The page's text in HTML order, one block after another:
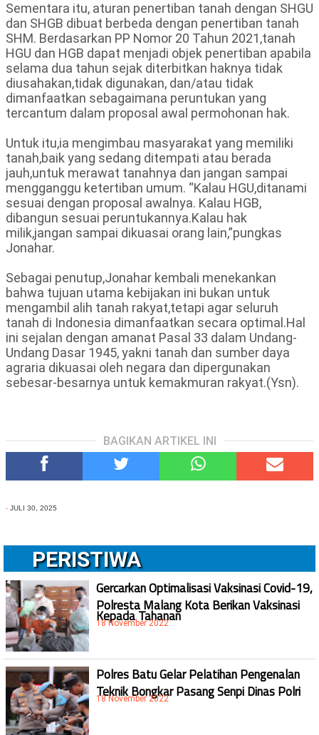
Sementara itu, aturan penertiban tanah dengan SHGU
dan SHGB dibuat berbeda dengan penertiban tanah
SHM. Berdasarkan PP Nomor 20 Tahun 2021,tanah
HGU dan HGB dapat menjadi objek penertiban apabila
selama dua tahun sejak diterbitkan haknya tidak
diusahakan,tidak digunakan, dan/atau tidak
dimanfaatkan sebagaimana peruntukan yang
tercantum dalam proposal awal permohonan hak.
Untuk itu,ia mengimbau masyarakat yang memiliki
tanah,baik yang sedang ditempati atau berada
jauh,untuk merawat tanahnya dan jangan sampai
mengganggu ketertiban umum. “Kalau HGU,ditanami
sesuai dengan proposal awalnya. Kalau HGB,
dibangun sesuai peruntukannya.Kalau hak
milik,jangan sampai dikuasai orang lain,”pungkas
Jonahar.
Sebagai penutup,Jonahar kembali menekankan
bahwa tujuan utama kebijakan ini bukan untuk
mengambil alih tanah rakyat,tetapi agar seluruh
tanah di Indonesia dimanfaatkan secara optimal.Hal
ini sejalan dengan amanat Pasal 33 dalam Undang-
Undang Dasar 1945, yakni tanah dan sumber daya
agraria dikuasai oleh negara dan dipergunakan
sebesar-besarnya untuk kemakmuran rakyat.(Ysn).
BAGIKAN ARTIKEL INI
- JULI 30, 2025
PERISTIWA
Gercarkan Optimalisasi Vaksinasi Covid-19,
Polresta Malang Kota Berikan Vaksinasi
Kepada Tahanan
18 November 2022
Polres Batu Gelar Pelatihan Pengenalan
Teknik Bongkar Pasang Senpi Dinas Polri
18 November 2022